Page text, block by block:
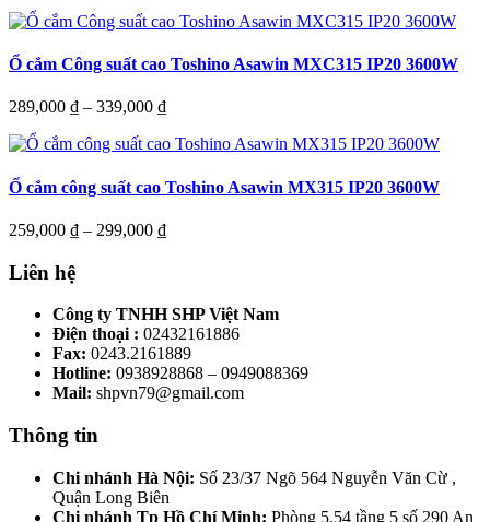
là:
tại
515,000 ₫.
Ổ cắm Công suất cao Toshino Asawin MXC315 IP20 3600W
289,000 ₫ – 339,000 ₫Price
289,000 ₫
339,000 ₫
Ổ cắm công suất cao Toshino Asawin MX315 IP20 3600W
259,000 ₫ – 299,000 ₫Price
299,000 ₫
Liên hệ
Công ty TNHH SHP Việt Nam
Điện thoại : 02432161886
Fax: 0243.2161889
Hotline: 0938928868 – 0949088369
Mail: shpvn79@gmail.com
Thông tin
Chi nhánh Hà Nội: Số 23/37 Ngõ 564 Nguyễn Văn Cừ ,
Quận Long Biên
Chi nhánh Tp Hồ Chí Minh: Phòng 5.54 tầng 5 số 290 An